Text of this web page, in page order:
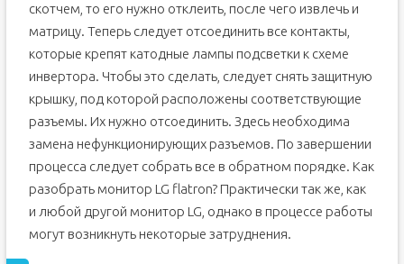
скотчем, то его нужно отклеить, после чего извлечь и
матрицу. Теперь следует отсоединить все контакты,
которые крепят катодные лампы подсветки к схеме
инвертора. Чтобы это сделать, следует снять защитную
крышку, под которой расположены соответствующие
разъемы. Их нужно отсоединить. Здесь необходима
замена нефункционирующих разъемов. По завершении
процесса следует собрать все в обратном порядке. Как
разобрать монитор LG flatron? Практически так же, как
и любой другой монитор LG, однако в процессе работы
могут возникнуть некоторые затруднения.